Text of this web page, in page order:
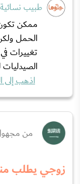
طبيب نسائية
ممكن
الحمل
تغييرات
اذهب إلى
من
زوجي يطلب